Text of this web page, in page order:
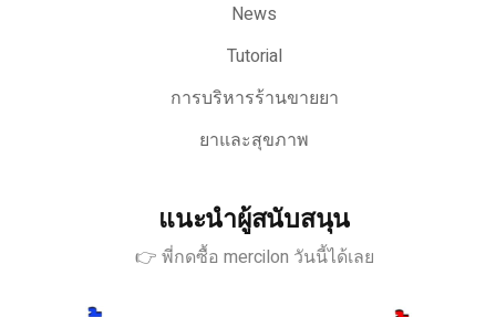
News
Tutorial
การบริหารร้านขายยา
ยาและสุขภาพ
แนะนำผู้สนับสนุน
👉 พี่กดซื้อ mercilon วันนี้ได้เลย